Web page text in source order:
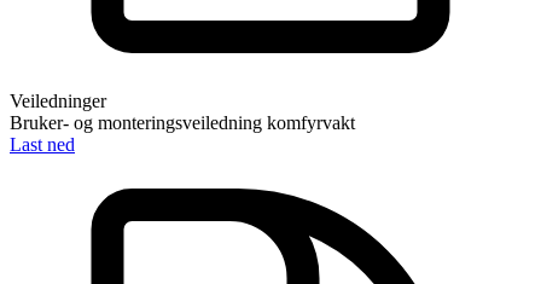
Veiledninger
Bruker- og monteringsveiledning komfyrvakt
Last ned